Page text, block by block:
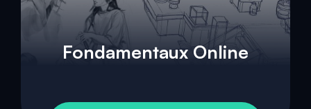
Fondamentaux Online